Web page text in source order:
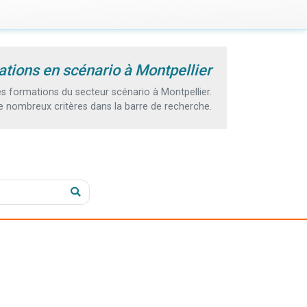
en scénario à Montpellier
formations du secteur scénario à Montpellier.
critères dans la barre de recherche.